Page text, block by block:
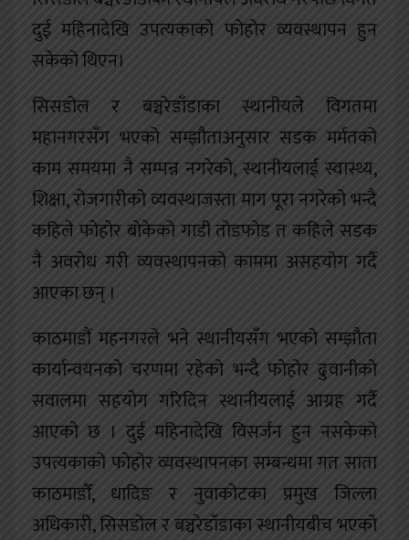
दुई महिनादेखि उपत्यकाको फोहोर व्यवस्थापन हुन
सकेको थिएन।
सिसडोल र बञ्चरेडाँडाका स्थानीयले विगतमा
महानगरसँग भएको सम्झौताअनुसार सडक मर्मतको
काम समयमा नै सम्पन्न नगरेको, स्थानीयलाई स्वास्थ्य,
शिक्षा, रोजगारीको व्यवस्थाजस्ता माग पूरा नगरेको भन्दै
कहिले फोहोर बोकेको गाडी तोडफोड त कहिले सडक
नै अवरोध गरी व्यवस्थापनको काममा असहयोग गर्दै
आएका छन् ।
काठमाडौं महनगरले भने स्थानीयसँग भएको सम्झौता
कार्यान्वयनको चरणमा रहेको भन्दै फोहोर ढुवानीको
सवालमा सहयोग गरिदिन स्थानीयलाई आग्रह गर्दै
आएको छ । दुई महिनादेखि विसर्जन हुन नसकेको
उपत्यकाको फोहोर व्यवस्थापनका सम्बन्धमा गत साता
काठमाडौँ, धादिङ र नुवाकोटका प्रमुख जिल्ला
अधिकारी, सिसडोल र बञ्चरेडाँडाका स्थानीयबीच भएको